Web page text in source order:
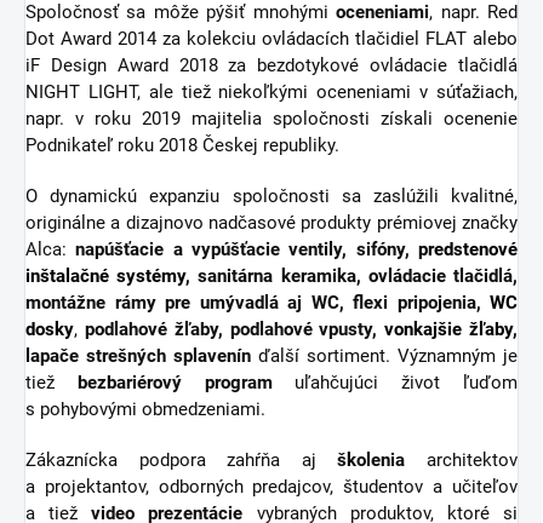
Spoločnosť sa môže pýšiť mnohýmioceneniami, napr. Red
Dot Award 2014 za kolekciu ovládacích tlačidiel FLAT alebo
iF Design Award 2018 za bezdotykové ovládacie tlačidlá
NIGHT LIGHT, ale tiež niekoľkými oceneniami v súťažiach,
napr. v roku 2019 majitelia spoločnosti získali ocenenie
Podnikateľ roku 2018 Českej republiky.
O dynamickú expanziu spoločnosti sa zaslúžili kvalitné,
originálne a dizajnovo nadčasové produkty prémiovej značky
Alca:napúšťacie a vypúšťacie ventily, sifóny,predstenové
inštalačné systémy, sanitárna keramika, ovládacie tlačidlá,
montážne rámy pre umývadlá aj WC, flexi pripojenia, WC
dosky, podlahové žľaby, podlahové vpusty,vonkajšie žľaby,
lapače strešných splavenín ďalší sortiment. Významným je
tiež
bezbariérový programuľahčujúci život ľuďom
s pohybovými obmedzeniami.
Zákaznícka podpora zahŕňa ajškolenia architektov
a projektantov, odborných predajcov, študentov a učiteľov
a tiežvideo prezentácie vybraných produktov, ktoré si